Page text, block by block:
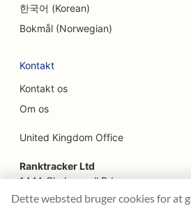
SEO for finansielle planlæggere
SEO for fastfood-restauranter
SEO for blomsterhandlere
SEO til food trucks
한국어 (Korean)
Bokmål (Norwegian)
Kontakt
Kontakt os
Om os
United Kingdom Office
Ranktracker Ltd
144A Clerkenwell Rd
London, EC1R 5DF
Dette websted bruger cookies for at